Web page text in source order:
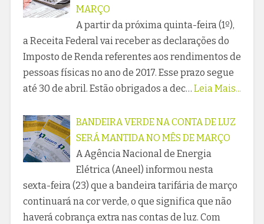
MARÇO
A partir da próxima quinta-feira (1º),
a Receita Federal vai receber as declarações do
Imposto de Renda referentes aos rendimentos de
pessoas físicas no ano de 2017. Esse prazo segue
até 30 de abril. Estão obrigados a dec… Leia Mais...
BANDEIRA VERDE NA CONTA DE LUZ
SERÁ MANTIDA NO MÊS DE MARÇO
A Agência Nacional de Energia
Elétrica (Aneel) informou nesta
sexta-feira (23) que a bandeira tarifária de março
continuará na cor verde, o que significa que não
haverá cobrança extra nas contas de luz. Com